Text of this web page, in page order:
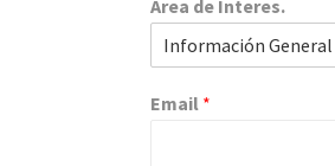
Area de Interes.
Email *